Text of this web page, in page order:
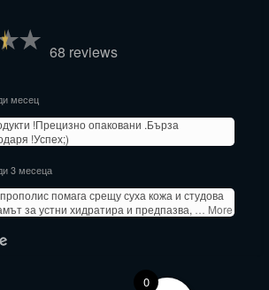
68 reviews
месец
!Прецизно опаковани .Бърза
!Успех;)
3 месеца
помага срещу суха кожа и студова
за устни хидратира и предпазва,
… More
0